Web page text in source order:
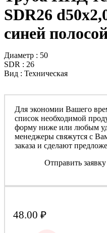
SDR26
синей
Диаметр : 50
SDR : 26
Вид : Техническая
Для экономии Вашего
список необходимой
форму ниже или любым
менеджеры свяжутся с
заказа и сделают
Отправить заявку
48.00 ₽